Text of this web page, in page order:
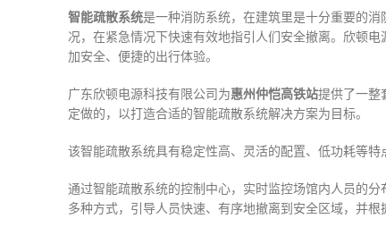
智能疏散系统是一种消防系统，在建筑里是十分重要的
况，在紧急情况下快速有效地指引人们安全撤离。欣顿
加安全、便捷的出行体验。
广东欣顿电源科技有限公司为惠州仲恺高铁站提供了一整
定做的，以打造合适的智能疏散系统解决方案为目标。
该智能疏散系统具有稳定性高、灵活的配置、低功耗等
通过智能疏散系统的控制中心，实时监控场馆内人员的
多种方式，引导人员快速、有序地撤离到安全区域，并